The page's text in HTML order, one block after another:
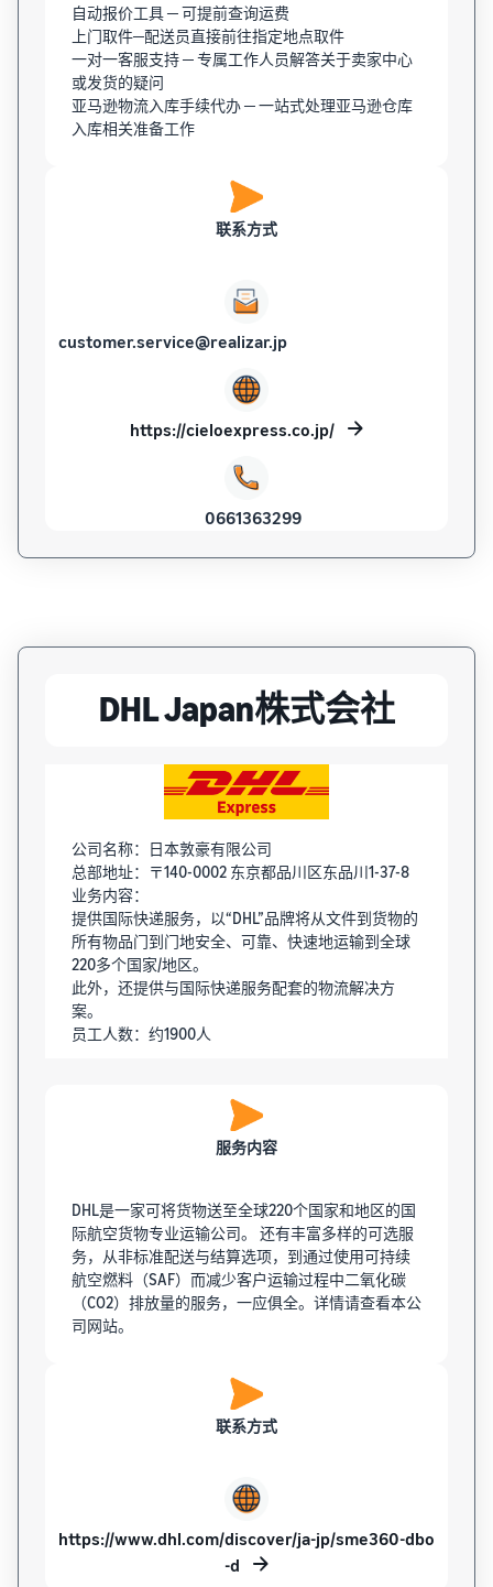
自动报价工具 ─ 可提前查询运费
上门取件─配送员直接前往指定地点取件
一对一客服支持 ─ 专属工作人员解答关于卖家中心
或发货的疑问
亚马逊物流入库手续代办 ─ 一站式处理亚马逊仓库
入库相关准备工作
联系方式
customer.service@realizar.jp
https://cieloexpress.co.jp/
0661363299
DHL Japan株式会社
公司名称：日本敦豪有限公司
总部地址：〒140-0002 东京都品川区东品川1-37-8
业务内容：
提供国际快递服务，以“DHL”品牌将从文件到货物的
所有物品门到门地安全、可靠、快速地运输到全球
220多个国家/地区。
此外，还提供与国际快递服务配套的物流解决方
案。
员工人数：约1900人
服务内容
DHL是一家可将货物送至全球220个国家和地区的国
际航空货物专业运输公司。 还有丰富多样的可选服
务，从非标准配送与结算选项，到通过使用可持续
航空燃料（SAF）而减少客户运输过程中二氧化碳
（CO2）排放量的服务，一应俱全。详情请查看本公
司网站。
联系方式
https://www.dhl.com/discover/ja-jp/sme360-dbo
-d